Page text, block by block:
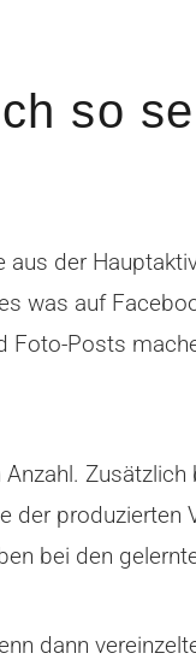
so
der
was auf
Posts
bei den
dann